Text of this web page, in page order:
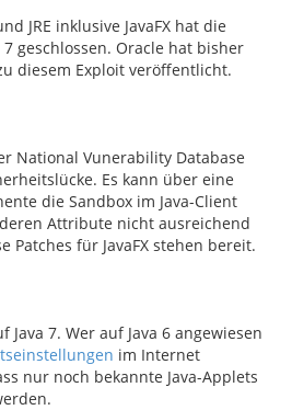
JRE inklusive JavaFX hat die
geschlossen. Oracle hat bisher
diesem Exploit veröffentlicht.
National Vunerability Database
Es kann über eine
die Sandbox im Java-Client
Attribute nicht ausreichend
Patches für JavaFX stehen bereit.
7. Wer auf Java 6 angewiesen
im Internet
nur noch bekannte Java-Applets